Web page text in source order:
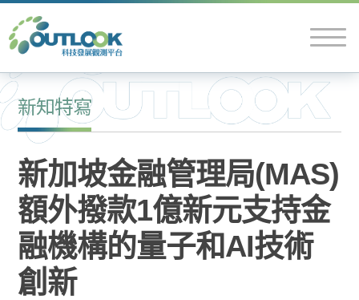
新知特寫
新加坡金融管理局(MAS)
額外撥款1億新元支持金
融機構的量子和AI技術
創新